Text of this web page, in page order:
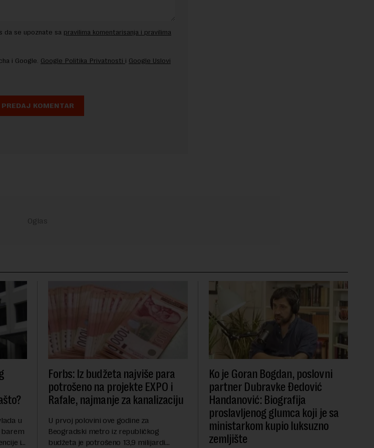
da se upoznate sa pravilima komentarisanja i pravilima
i Google. Google Politika Privatnosti i Google Uslovi
u
barem
i
Forbs: Iz budžeta najviše para
potrošeno na projekte EXPO i
Rafale, najmanje za kanalizaciju
U prvoj polovini ove godine za
Beogradski metro iz republičkog
budžeta je potrošeno 13,9 milijardi
Ko je Goran Bogdan, poslovni
partner Dubravke Đedović
Handanović: Biografija
proslavljenog glumca koji je sa
ministarkom kupio luksuzno
zemljište